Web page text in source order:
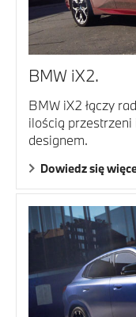
BMW iX2.
BMW iX2 łączy
ilością
designem.
Dowiedz się